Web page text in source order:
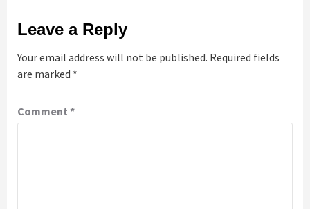
Leave a Reply
Your email address will not be published. Required fields
are marked *
Comment *